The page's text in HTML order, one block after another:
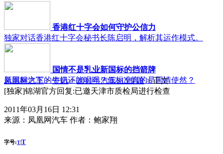
香港红十字会如何守护公信力
独家对话香港红十字会秘书长陈启明，解析其运作模式。
国情不是乳业新国标的挡箭牌
新国标之下的牛奶还能喝吗？低标准真的是国情使然？
凤凰网汽车>资讯>2011年汽车315专题> 正文
[独家]锦湖官方回复:已邀天津市质检局进行检查
2011年03月16日 12:31
来源： 凤凰网汽车 作者： 鲍家翔
字号:T|T